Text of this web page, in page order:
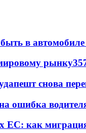
в
рынку
снова
ошибка
ЕС: как